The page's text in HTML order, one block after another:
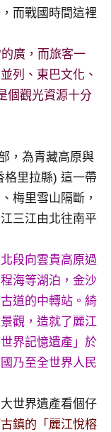
而戰國時間這裡
廣，而旅客一
列、東巴文化、
個觀光資源十分
，為青藏高原與
格里拉縣) 這一帶
梅里雪山隔斷，
三江由北往南平
段向雲貴高原過
海等湖泊，金沙
道的中轉站。綺
觀，造就了麗江
界記憶遺產」於
乃至全世界人民
世界遺產看個仔
鎮的「麗江悅榕